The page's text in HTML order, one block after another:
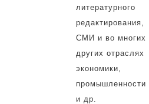
литературного
редактирования,
СМИ и во многих
других отраслях
экономики,
промышленности
и др.